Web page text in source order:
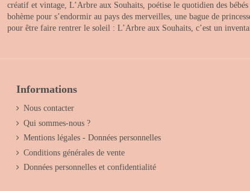
créatif et vintage, L’Arbre aux Souhaits, poétise le quotidien des
bohème pour s’endormir au pays des merveilles, une bague de
pour être faire rentrer le soleil : L’Arbre aux Souhaits, c’est un
Informations
Nous contacter
Qui sommes-nous ?
Mentions légales - Données personnelles
Conditions générales de vente
Données personnelles et confidentialité